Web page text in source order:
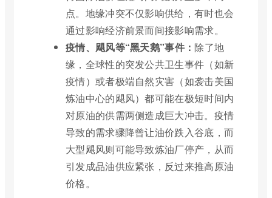
点。地缘冲突不仅影响供给，有时也会
通过影响经济前景而间接影响需求。
疫情、飓风等“黑天鹅”事件： 除了地
缘，全球性的突发公共卫生事件（如新
疫情）或者极端自然灾害（如袭击美国
炼油中心的飓风）都可能在极短时间内
对原油的供需两侧造成巨大冲击。疫情
导致的需求骤降曾让油价跌入谷底，而
大型飓风则可能导致炼油厂停产，从而
引发成品油供应紧张，反过来推高原油
价格。